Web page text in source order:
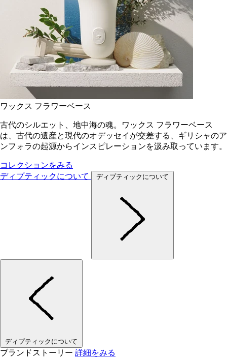
ワックス フラワーベース
古代のシルエット、地中海の魂。ワックス フラワーベース
は、古代の遺産と現代のオデッセイが交差する、ギリシャのア
ンフォラの起源からインスピレーションを汲み取っています。
コレクションをみる
ディプティックについて
ディプティックについて
ディプティックについて
ブランドストーリー 詳細をみる